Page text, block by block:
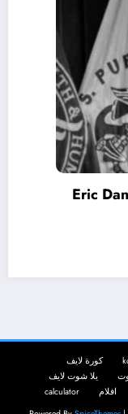
Eric Dane,
كورة لايف
يلا شوت لايف
افلام
calculator